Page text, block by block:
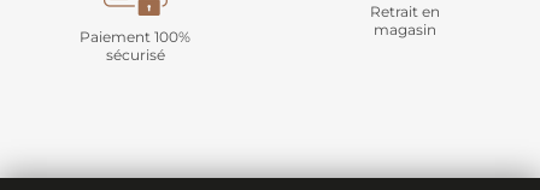
Paiement 100%
sécurisé
Retrait en
magasin